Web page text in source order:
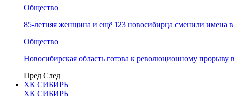
Общество
85-летняя женщина и ещё 123 новосибирца сменили имена в
Общество
Новосибирская область готова к революционному прорыву
Пред След
ХК СИБИРЬ
ХК СИБИРЬ